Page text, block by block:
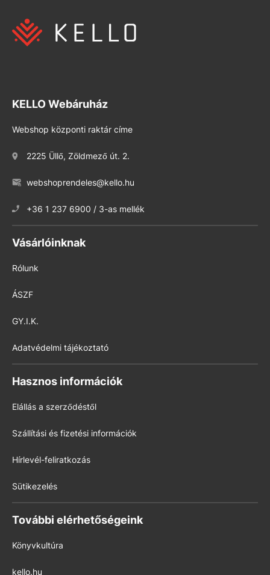
KELLO Webáruház
Webshop központi raktár címe
2225 Üllő, Zöldmező út. 2.
webshoprendeles@kello.hu
+36 1 237 6900 / 3-as mellék
Vásárlóinknak
Rólunk
ÁSZF
GY.I.K.
Adatvédelmi tájékoztató
Hasznos információk
Elállás a szerződéstől
Szállítási és fizetési információk
Hírlevél-feliratkozás
Sütikezelés
További elérhetőségeink
Könyvkultúra
kello.hu